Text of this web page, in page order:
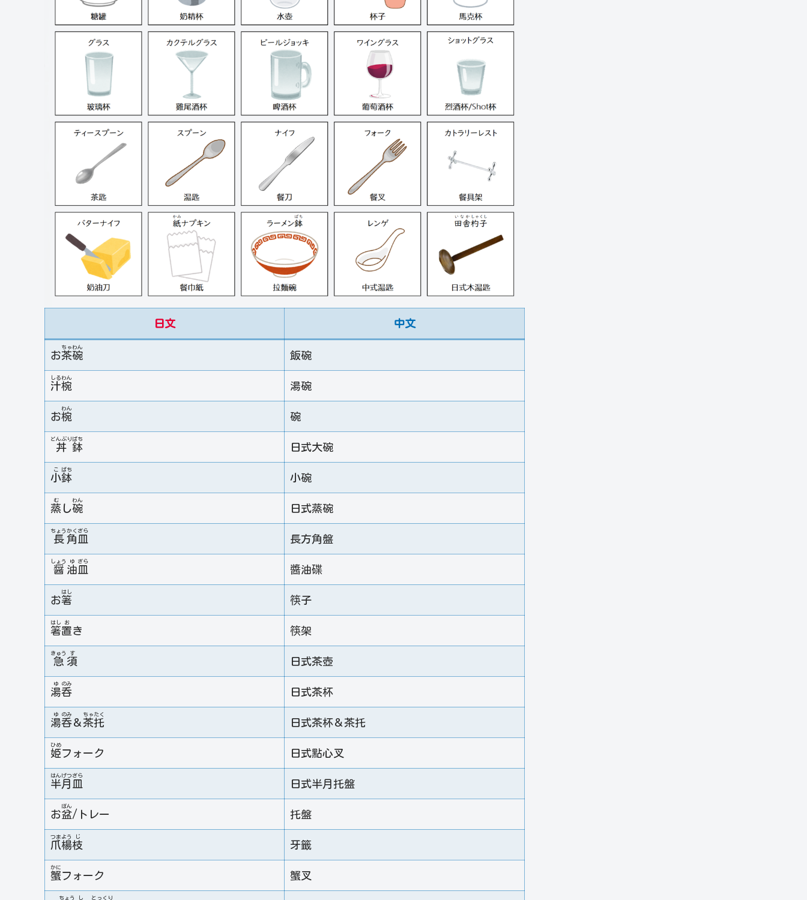
日文 中文
お茶
ちゃ
碗
わん
飯碗
汁
しる
椀
わん
湯碗
お椀
わん
碗
丼
どんぶり
鉢
ばち
日式大碗
小
こ
鉢
ばち
小碗
蒸
む
し碗
わん
日式蒸碗
長
ちょう
角
かく
皿
ざら
長方角盤
醤
しょう
油
ゆ
皿
ざら
醬油碟
お箸
はし
筷子
箸
はし
置
お
き 筷架
急
きゅう
須
す
日式茶壺
湯
ゆ
呑
のみ
日式茶杯
湯
ゆ
呑
のみ
＆茶
ちゃ
托
たく
日式茶杯＆茶托
姫
ひめ
フォーク 日式點心叉
半
はん
月
げつ
皿
ざら
日式半月托盤
お盆
ぼん
/トレー 托盤
爪
つま
楊
よう
枝
じ
牙籤
蟹
かに
フォーク 蟹叉
ちょう し とっくり